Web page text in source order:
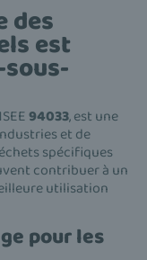
des
est
94033, est une
et de
spécifiques
contribuer à un
utilisation
pour les